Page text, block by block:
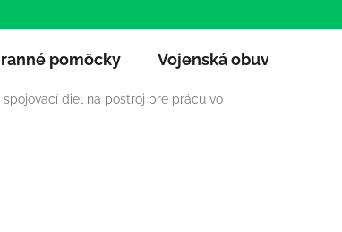
KOŠÍK
pomôcky Vojenská obuv
spojovací diel na postroj pre prácu vo